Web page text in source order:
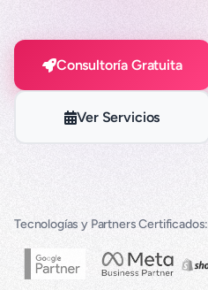
Consultoría Gratuita
Ver Servicios
Tecnologías y Partners Certificados: